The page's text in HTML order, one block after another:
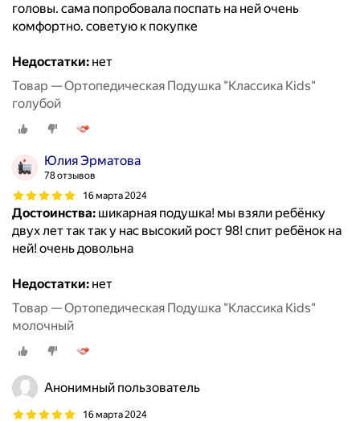
головы. сама попробовала поспать на ней очень
комфортно. советую к покупке
Недостатки: нет
Товар — Ортопедическая Подушка "Классика Kids"
голубой
Юлия Эрматова
78 отзывов
16 марта 2024
Достоинства: шикарная подушка! мы взяли ребёнку
двух лет так так у нас высокий рост 98! спит ребёнок на
ней! очень довольна
Недостатки: нет
Товар — Ортопедическая Подушка "Классика Kids"
молочный
Анонимный пользователь
16 марта 2024